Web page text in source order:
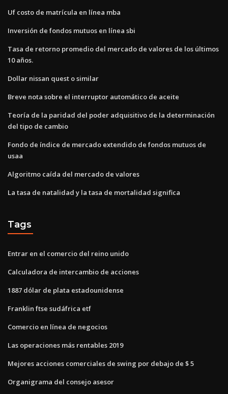
Uf costo de matrícula en línea mba
Inversión de fondos mutuos en línea sbi
Tasa de retorno promedio del mercado de valores de los últimos
10 años.
Dollar nissan quest o similar
Breve nota sobre el interruptor automático de aceite
Teoría de la paridad del poder adquisitivo de la determinación
del tipo de cambio
Fondo de índice de mercado extendido de fondos mutuos de
usaa
Algoritmo caída del mercado de valores
La tasa de natalidad y la tasa de mortalidad significa
Tags
Entrar en el comercio del reino unido
Calculadora de intercambio de acciones
1887 dólar de plata estadounidense
Franklin ftse sudáfrica etf
Comercio en línea de negocios
Las operaciones más rentables 2019
Mejores acciones comerciales de swing por debajo de $ 5
Organigrama del consejo asesor